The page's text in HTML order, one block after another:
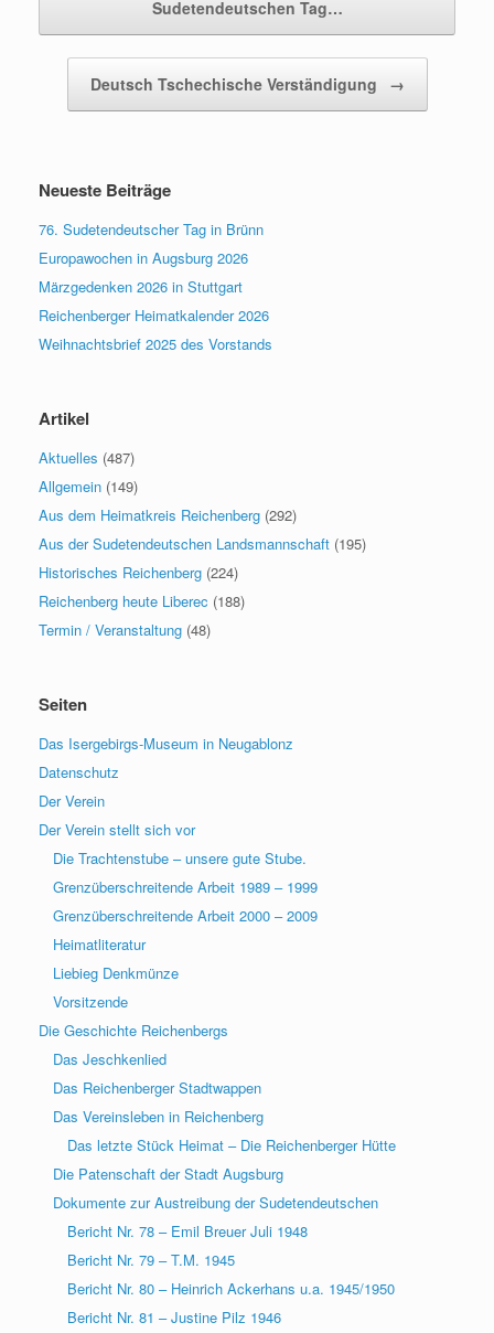
Sudetendeutschen Tag…
Deutsch Tschechische Verständigung →
Neueste Beiträge
76. Sudetendeutscher Tag in Brünn
Europawochen in Augsburg 2026
Märzgedenken 2026 in Stuttgart
Reichenberger Heimatkalender 2026
Weihnachtsbrief 2025 des Vorstands
Artikel
Aktuelles (487)
Allgemein (149)
Aus dem Heimatkreis Reichenberg (292)
Aus der Sudetendeutschen Landsmannschaft (195)
Historisches Reichenberg (224)
Reichenberg heute Liberec (188)
Termin / Veranstaltung (48)
Seiten
Das Isergebirgs-Museum in Neugablonz
Datenschutz
Der Verein
Der Verein stellt sich vor
Die Trachtenstube – unsere gute Stube.
Grenzüberschreitende Arbeit 1989 – 1999
Grenzüberschreitende Arbeit 2000 – 2009
Heimatliteratur
Liebieg Denkmünze
Vorsitzende
Die Geschichte Reichenbergs
Das Jeschkenlied
Das Reichenberger Stadtwappen
Das Vereinsleben in Reichenberg
Das letzte Stück Heimat – Die Reichenberger Hütte
Die Patenschaft der Stadt Augsburg
Dokumente zur Austreibung der Sudetendeutschen
Bericht Nr. 78 – Emil Breuer Juli 1948
Bericht Nr. 79 – T.M. 1945
Bericht Nr. 80 – Heinrich Ackerhans u.a. 1945/1950
Bericht Nr. 81 – Justine Pilz 1946